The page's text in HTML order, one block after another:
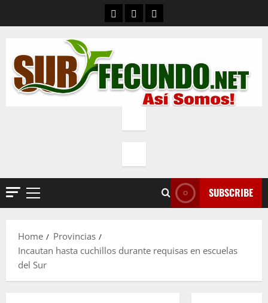
ContactoQuienes Somos
Política de privacidad
Primary
SUBSCRIBE
Home
Provincias
Incautan hasta cuchillos durante requisas en escuelas
del Sur